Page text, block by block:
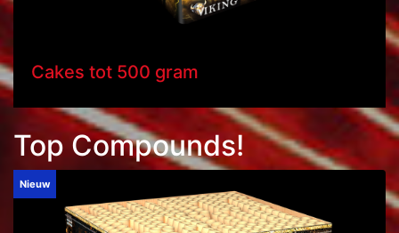
Cakes tot 500 gram
Top Compounds!
Nieuw